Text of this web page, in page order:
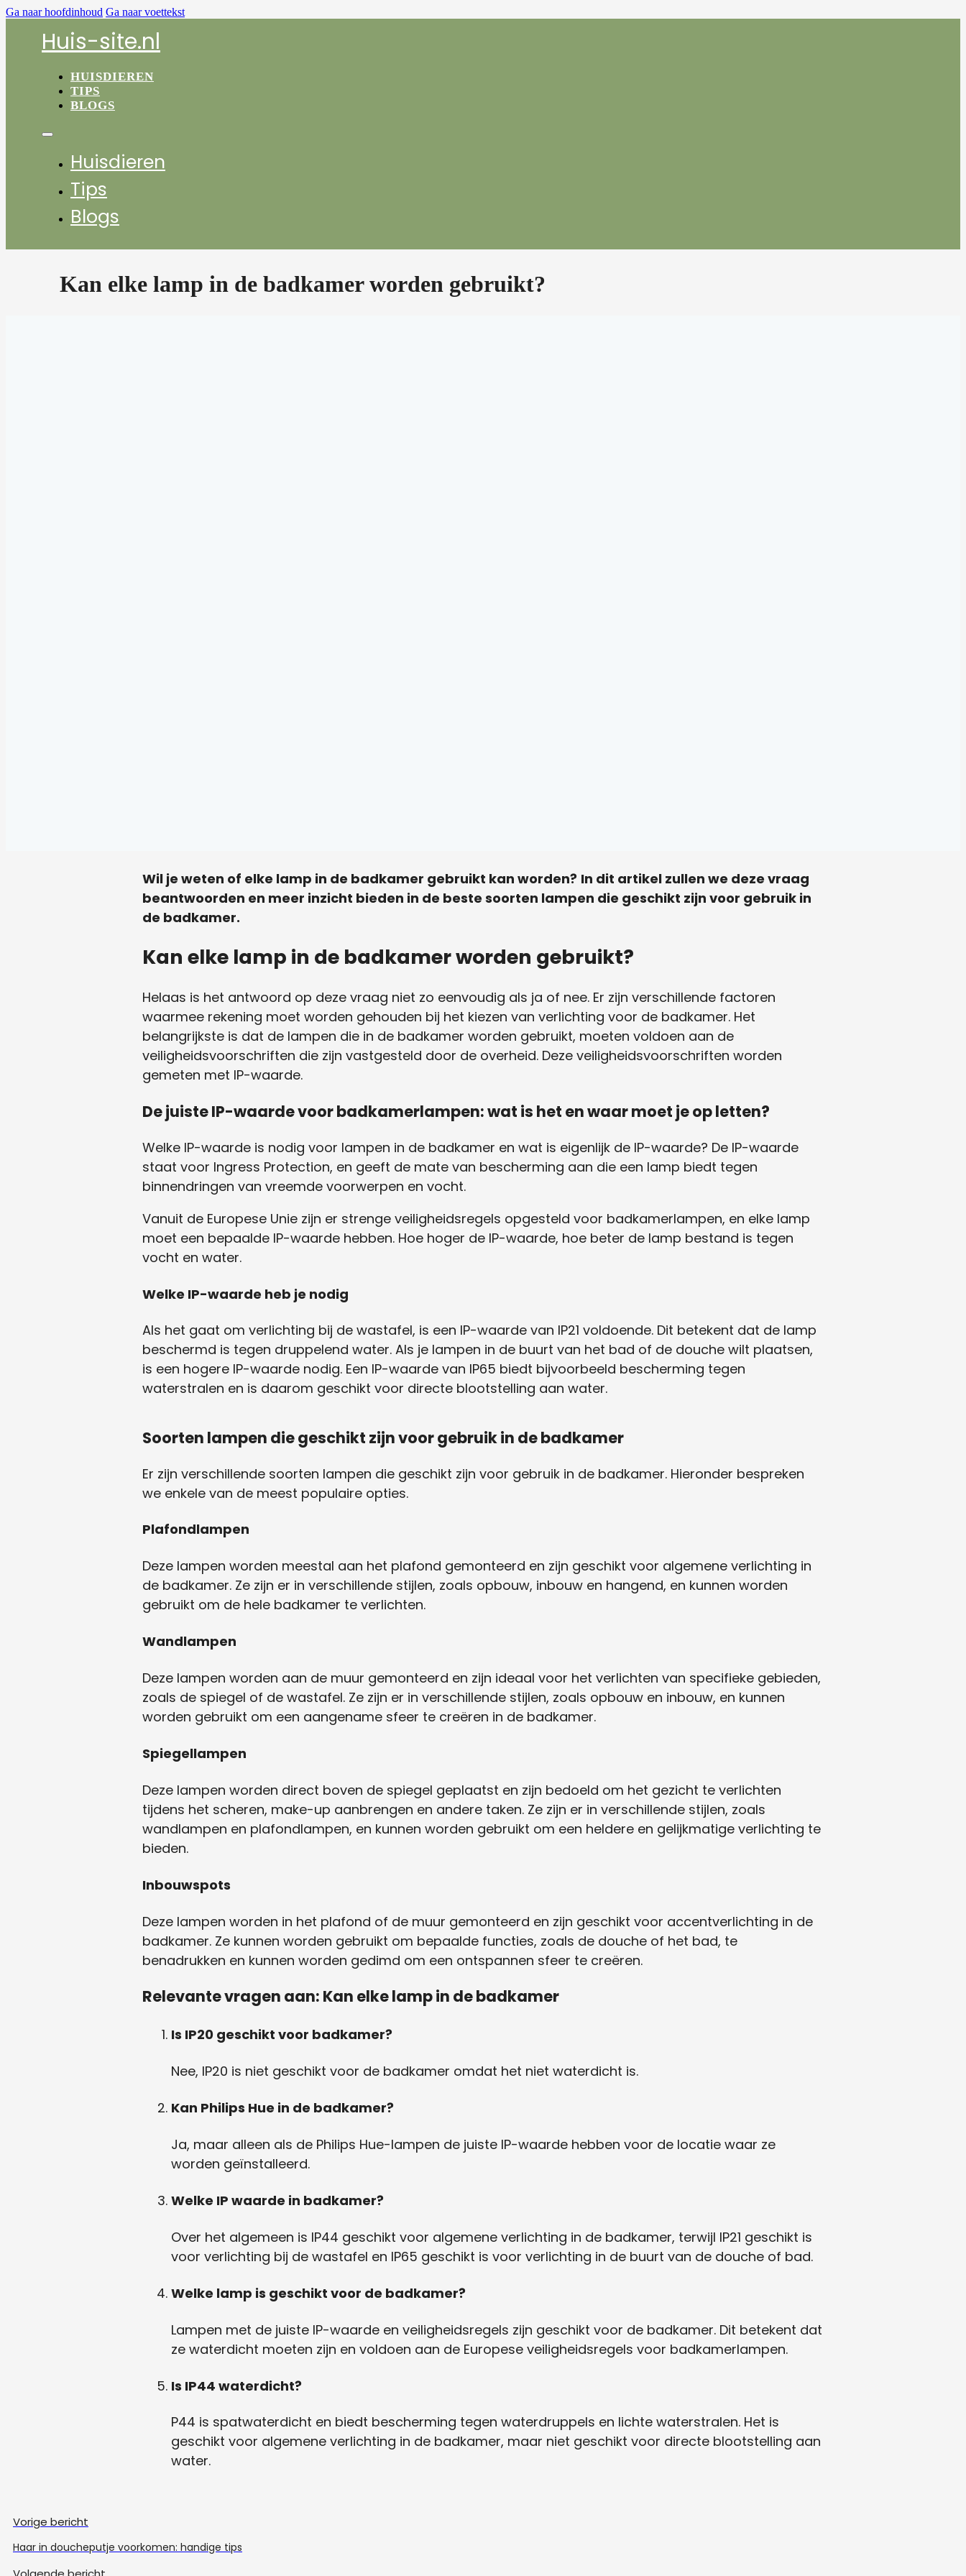
Ga naar hoofdinhoud Ga naar voettekst
Huis-site.nl
HUISDIEREN
TIPS
BLOGS
Huisdieren
Tips
Blogs
Kan elke lamp in de badkamer worden gebruikt?
Wil je weten of elke lamp in de badkamer gebruikt kan worden? In dit artikel zullen we deze vraag
beantwoorden en meer inzicht bieden in de beste soorten lampen die geschikt zijn voor gebruik in
de badkamer.
Kan elke lamp in de badkamer worden gebruikt?
Helaas is het antwoord op deze vraag niet zo eenvoudig als ja of nee. Er zijn verschillende factoren
waarmee rekening moet worden gehouden bij het kiezen van verlichting voor de badkamer. Het
belangrijkste is dat de lampen die in de badkamer worden gebruikt, moeten voldoen aan de
veiligheidsvoorschriften die zijn vastgesteld door de overheid. Deze veiligheidsvoorschriften worden
gemeten met IP-waarde.
De juiste IP-waarde voor badkamerlampen: wat is het en waar moet je op letten?
Welke IP-waarde is nodig voor lampen in de badkamer en wat is eigenlijk de IP-waarde? De IP-waarde
staat voor Ingress Protection, en geeft de mate van bescherming aan die een lamp biedt tegen
binnendringen van vreemde voorwerpen en vocht.
Vanuit de Europese Unie zijn er strenge veiligheidsregels opgesteld voor badkamerlampen, en elke lamp
moet een bepaalde IP-waarde hebben. Hoe hoger de IP-waarde, hoe beter de lamp bestand is tegen
vocht en water.
Welke IP-waarde heb je nodig
Als het gaat om verlichting bij de wastafel, is een IP-waarde van IP21 voldoende. Dit betekent dat de lamp
beschermd is tegen druppelend water. Als je lampen in de buurt van het bad of de douche wilt plaatsen,
is een hogere IP-waarde nodig. Een IP-waarde van IP65 biedt bijvoorbeeld bescherming tegen
waterstralen en is daarom geschikt voor directe blootstelling aan water.
Soorten lampen die geschikt zijn voor gebruik in de badkamer
Er zijn verschillende soorten lampen die geschikt zijn voor gebruik in de badkamer. Hieronder bespreken
we enkele van de meest populaire opties.
Plafondlampen
Deze lampen worden meestal aan het plafond gemonteerd en zijn geschikt voor algemene verlichting in
de badkamer. Ze zijn er in verschillende stijlen, zoals opbouw, inbouw en hangend, en kunnen worden
gebruikt om de hele badkamer te verlichten.
Wandlampen
Deze lampen worden aan de muur gemonteerd en zijn ideaal voor het verlichten van specifieke gebieden,
zoals de spiegel of de wastafel. Ze zijn er in verschillende stijlen, zoals opbouw en inbouw, en kunnen
worden gebruikt om een ​​aangename sfeer te creëren in de badkamer.
Spiegellampen
Deze lampen worden direct boven de spiegel geplaatst en zijn bedoeld om het gezicht te verlichten
tijdens het scheren, make-up aanbrengen en andere taken. Ze zijn er in verschillende stijlen, zoals
wandlampen en plafondlampen, en kunnen worden gebruikt om een ​​heldere en gelijkmatige verlichting te
bieden.
Inbouwspots
Deze lampen worden in het plafond of de muur gemonteerd en zijn geschikt voor accentverlichting in de
badkamer. Ze kunnen worden gebruikt om bepaalde functies, zoals de douche of het bad, te
benadrukken en kunnen worden gedimd om een ​​ontspannen sfeer te creëren.
Relevante vragen aan: Kan elke lamp in de badkamer
Is IP20 geschikt voor badkamer?
Nee, IP20 is niet geschikt voor de badkamer omdat het niet waterdicht is.
Kan Philips Hue in de badkamer?
Ja, maar alleen als de Philips Hue-lampen de juiste IP-waarde hebben voor de locatie waar ze
worden geïnstalleerd.
Welke IP waarde in badkamer?
Over het algemeen is IP44 geschikt voor algemene verlichting in de badkamer, terwijl IP21 geschikt is
voor verlichting bij de wastafel en IP65 geschikt is voor verlichting in de buurt van de douche of bad.
Welke lamp is geschikt voor de badkamer?
Lampen met de juiste IP-waarde en veiligheidsregels zijn geschikt voor de badkamer. Dit betekent dat
ze waterdicht moeten zijn en voldoen aan de Europese veiligheidsregels voor badkamerlampen.
Is IP44 waterdicht?
P44 is spatwaterdicht en biedt bescherming tegen waterdruppels en lichte waterstralen. Het is
geschikt voor algemene verlichting in de badkamer, maar niet geschikt voor directe blootstelling aan
water.
Vorige bericht
Haar in doucheputje voorkomen: handige tips